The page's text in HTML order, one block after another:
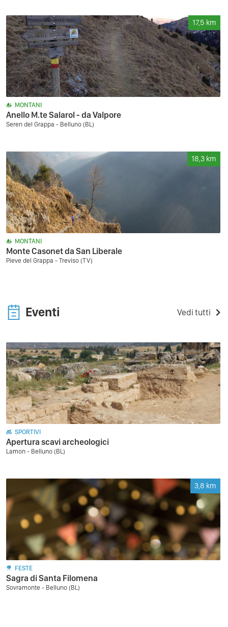
17,5 km
MONTANI
Anello M.te Salarol - da Valpore
Seren del Grappa - Belluno (BL)
18,3 km
MONTANI
Monte Casonet da San Liberale
Pieve del Grappa - Treviso (TV)
Eventi Vedi tutti
SPORTIVI
Apertura scavi archeologici
Lamon - Belluno (BL)
3,8 km
FESTE
Sagra di Santa Filomena
Sovramonte - Belluno (BL)